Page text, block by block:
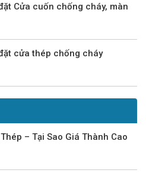
Cửa cuốn chống cháy, màn
cửa thép chống cháy
– Tại Sao Giá Thành Cao